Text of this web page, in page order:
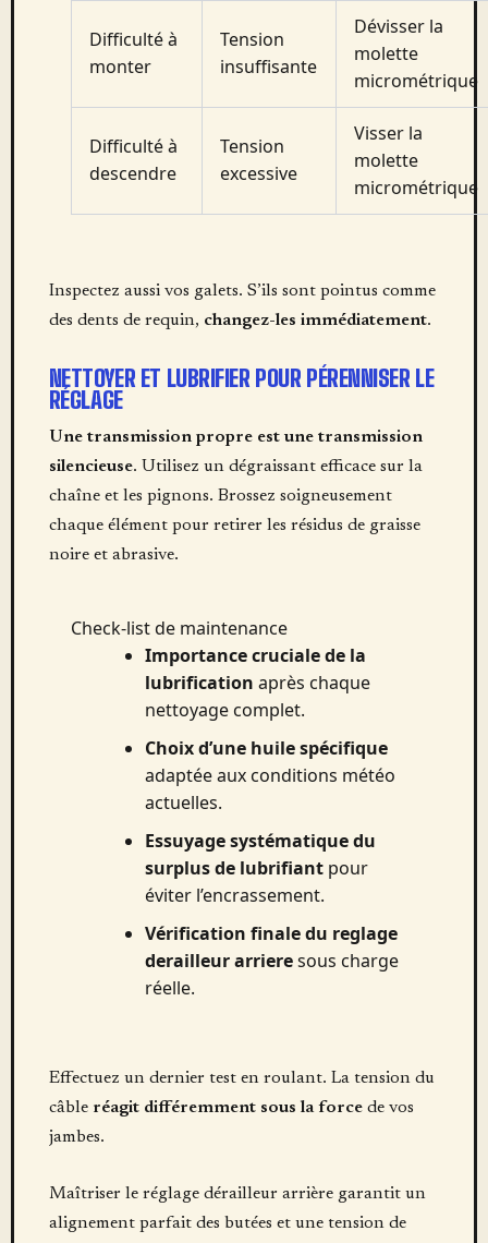
Difficulté à
monter
Tension
insuffisante
Dévisser la
molette
micrométrique
Difficulté à
descendre
Tension
excessive
Visser la
molette
micrométrique
Inspectez aussi vos galets. S’ils sont pointus comme
des dents de requin, changez-les immédiatement.
NETTOYER ET LUBRIFIER POUR PÉRENNISER LE
RÉGLAGE
Une transmission propre est une transmission
silencieuse. Utilisez un dégraissant efficace sur la
chaîne et les pignons. Brossez soigneusement
chaque élément pour retirer les résidus de graisse
noire et abrasive.
Check-list de maintenance
Importance cruciale de la
lubrification après chaque
nettoyage complet.
Choix d’une huile spécifique
adaptée aux conditions météo
actuelles.
Essuyage systématique du
surplus de lubrifiant pour
éviter l’encrassement.
Vérification finale du reglage
derailleur arrieresous charge
réelle.
Effectuez un dernier test en roulant. La tension du
câble réagit différemment sous la forcede vos
jambes.
Maîtriser le réglage dérailleur arrière garantit un
alignement parfait des butées et une tension de